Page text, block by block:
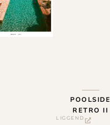
POOLSIDE
RETRO II
LIGGEND